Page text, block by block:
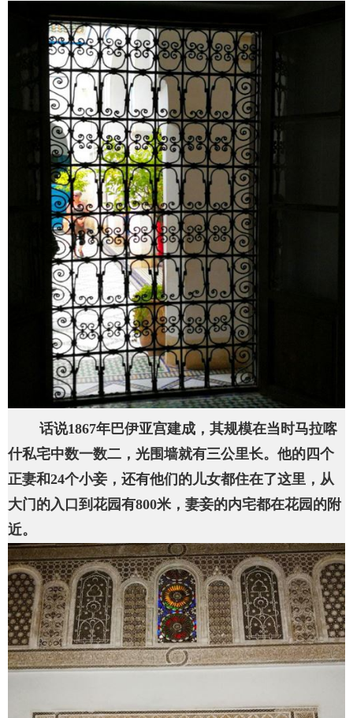
话说1867年巴伊亚宫建成，其规模在当时马拉喀
什私宅中数一数二，光围墙就有三公里长。他的四个
正妻和24个小妾，还有他们的儿女都住在了这里，从
大门的入口到花园有800米，妻妾的内宅都在花园的附
近。